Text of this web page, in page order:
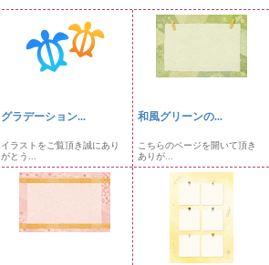
グラデーション...
イラストをご覧頂き誠にあり
がとう...
和風グリーンの...
こちらのページを開いて頂き
ありが...